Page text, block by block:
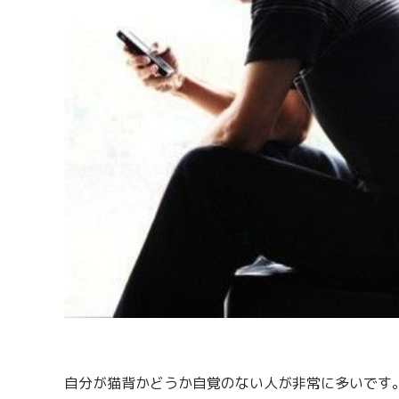
自分が猫背かどうか自覚のない人が非常に多いです